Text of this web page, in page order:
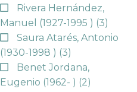
Rivera Hernández,
Manuel (1927-1995 ) (3)
Saura Atarés, Antonio
(1930-1998 ) (3)
Benet Jordana,
Eugenio (1962- ) (2)